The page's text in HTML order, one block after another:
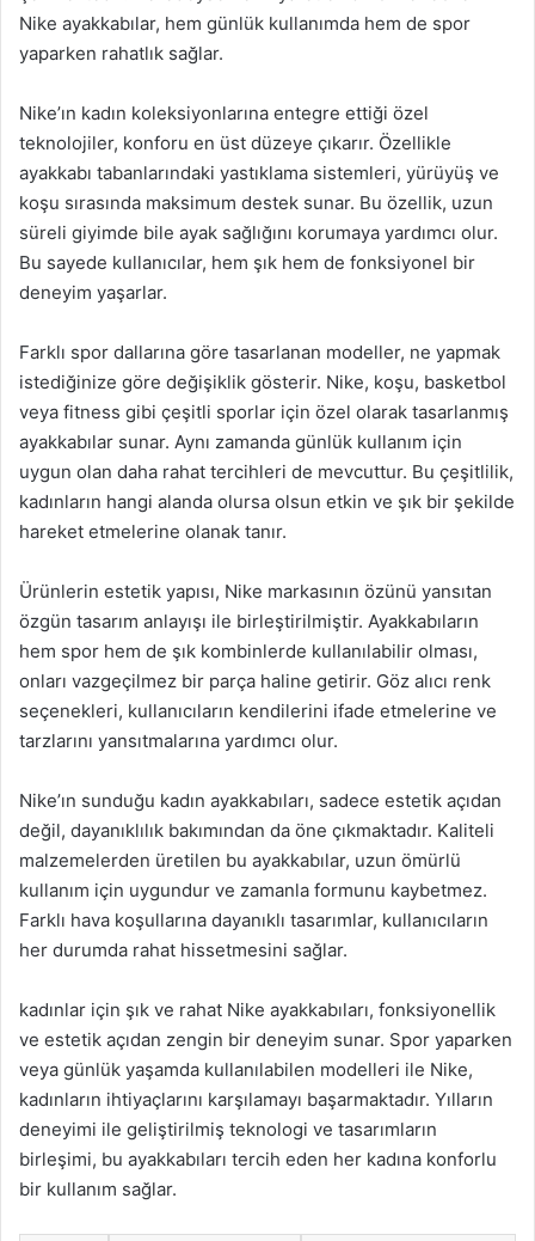
Nike ayakkabılar, hem günlük kullanımda hem de spor
yaparken rahatlık sağlar.
Nike’ın kadın koleksiyonlarına entegre ettiği özel
teknolojiler, konforu en üst düzeye çıkarır. Özellikle
ayakkabı tabanlarındaki yastıklama sistemleri, yürüyüş ve
koşu sırasında maksimum destek sunar. Bu özellik, uzun
süreli giyimde bile ayak sağlığını korumaya yardımcı olur.
Bu sayede kullanıcılar, hem şık hem de fonksiyonel bir
deneyim yaşarlar.
Farklı spor dallarına göre tasarlanan modeller, ne yapmak
istediğinize göre değişiklik gösterir. Nike, koşu, basketbol
veya fitness gibi çeşitli sporlar için özel olarak tasarlanmış
ayakkabılar sunar. Aynı zamanda günlük kullanım için
uygun olan daha rahat tercihleri de mevcuttur. Bu çeşitlilik,
kadınların hangi alanda olursa olsun etkin ve şık bir şekilde
hareket etmelerine olanak tanır.
Ürünlerin estetik yapısı, Nike markasının özünü yansıtan
özgün tasarım anlayışı ile birleştirilmiştir. Ayakkabıların
hem spor hem de şık kombinlerde kullanılabilir olması,
onları vazgeçilmez bir parça haline getirir. Göz alıcı renk
seçenekleri, kullanıcıların kendilerini ifade etmelerine ve
tarzlarını yansıtmalarına yardımcı olur.
Nike’ın sunduğu kadın ayakkabıları, sadece estetik açıdan
değil, dayanıklılık bakımından da öne çıkmaktadır. Kaliteli
malzemelerden üretilen bu ayakkabılar, uzun ömürlü
kullanım için uygundur ve zamanla formunu kaybetmez.
Farklı hava koşullarına dayanıklı tasarımlar, kullanıcıların
her durumda rahat hissetmesini sağlar.
kadınlar için şık ve rahat Nike ayakkabıları, fonksiyonellik
ve estetik açıdan zengin bir deneyim sunar. Spor yaparken
veya günlük yaşamda kullanılabilen modelleri ile Nike,
kadınların ihtiyaçlarını karşılamayı başarmaktadır. Yılların
deneyimi ile geliştirilmiş teknologi ve tasarımların
birleşimi, bu ayakkabıları tercih eden her kadına konforlu
bir kullanım sağlar.